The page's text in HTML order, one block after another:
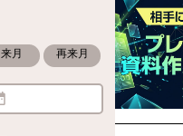
来月 再来月